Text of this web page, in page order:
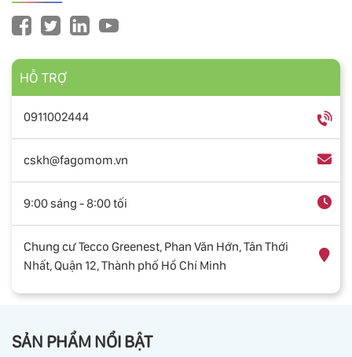
HỖ TRỢ
0911002444
cskh@fagomom.vn
9:00 sáng - 8:00 tối
Chung cư Tecco Greenest, Phan Văn Hớn, Tân Thới
Nhất, Quận 12, Thành phố Hồ Chí Minh
SẢN PHẨM NỔI BẬT